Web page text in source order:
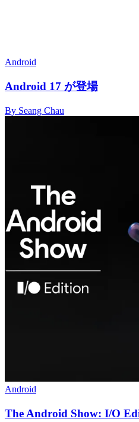
Android
Android 17 が登場
By Seang Chau
Android
The Android Show: I/O